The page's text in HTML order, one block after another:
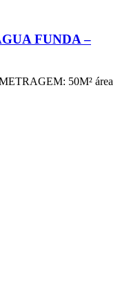
FUNDA –
50M² área